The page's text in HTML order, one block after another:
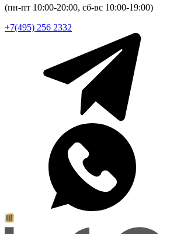
(пн-пт 10:00-20:00, сб-вс 10:00-19:00)
+7(495) 256 2332